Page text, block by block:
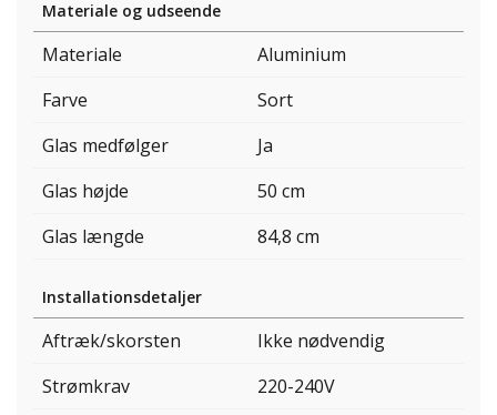
Materiale og udseende
Materiale
Aluminium
Farve
Sort
Glas medfølger
Ja
Glas højde
50 cm
Glas længde
84,8 cm
Installationsdetaljer
Aftræk/skorsten
Ikke nødvendig
Strømkrav
220-240V